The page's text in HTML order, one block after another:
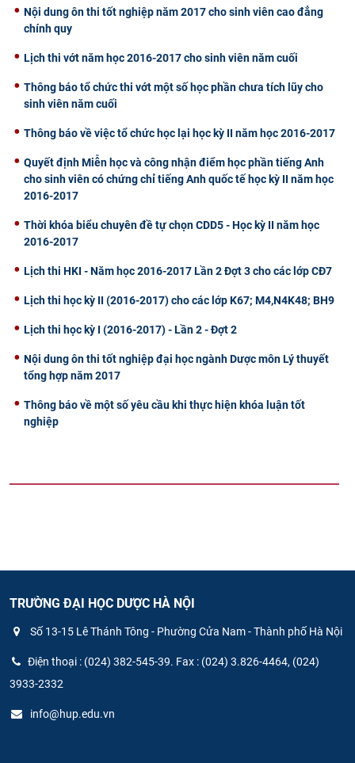
Nội dung ôn thi tốt nghiệp năm 2017 cho sinh viên cao đẳng
chính quy
Lịch thi vớt năm học 2016-2017 cho sinh viên năm cuối
Thông báo tổ chức thi vớt một số học phần chưa tích lũy cho
sinh viên năm cuối
Thông báo về việc tổ chức học lại học kỳ II năm học 2016-2017
Quyết định Miễn học và công nhận điểm học phần tiếng Anh
cho sinh viên có chứng chỉ tiếng Anh quốc tế học kỳ II năm học
2016-2017
Thời khóa biểu chuyên đề tự chọn CDD5 - Học kỳ II năm học
2016-2017
Lịch thi HKI - Năm học 2016-2017 Lần 2 Đợt 3 cho các lớp CĐ7
Lịch thi học kỳ II (2016-2017) cho các lớp K67; M4,N4K48; BH9
Lịch thi học kỳ I (2016-2017) - Lần 2 - Đợt 2
Nội dung ôn thi tốt nghiệp đại học ngành Dược môn Lý thuyết
tổng hợp năm 2017
Thông báo về một số yêu cầu khi thực hiện khóa luận tốt
nghiệp
TRƯỜNG ĐẠI HỌC DƯỢC HÀ NỘI
Số 13-15 Lê Thánh Tông - Phường Cửa Nam - Thành phố Hà Nội
Điện thoại : (024) 382-545-39. Fax : (024) 3.826-4464, (024)
3933-2332
info@hup.edu.vn